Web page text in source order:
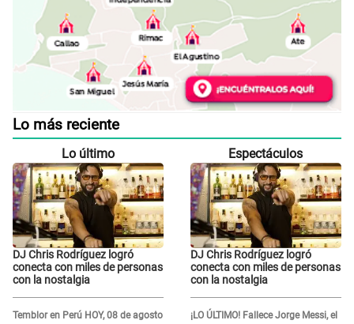
Lo más reciente
Lo último
DJ Chris Rodríguez logró
conecta con miles de personas
con la nostalgia
Temblor en Perú HOY, 08 de agosto
Espectáculos
DJ Chris Rodríguez logró
conecta con miles de personas
con la nostalgia
¡LO ÚLTIMO! Fallece Jorge Messi, el